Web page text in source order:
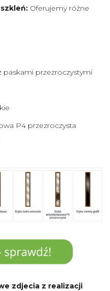
Oferujemy różne
paskami przezroczystymi
P4 przezroczysta
zdjecia z realizacji